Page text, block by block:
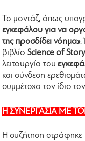
Το μοντάζ, όπως
εγκεφάλου για να
της προσδίδει νόημα».
βιβλίοScience of
λειτουργία του
και σύνδεση
συμμέτοχο τον ίδιο
H ΣΥΝΕΡΓΑΣΙΑ ΜΕ
Η συζήτηση στράφηκε